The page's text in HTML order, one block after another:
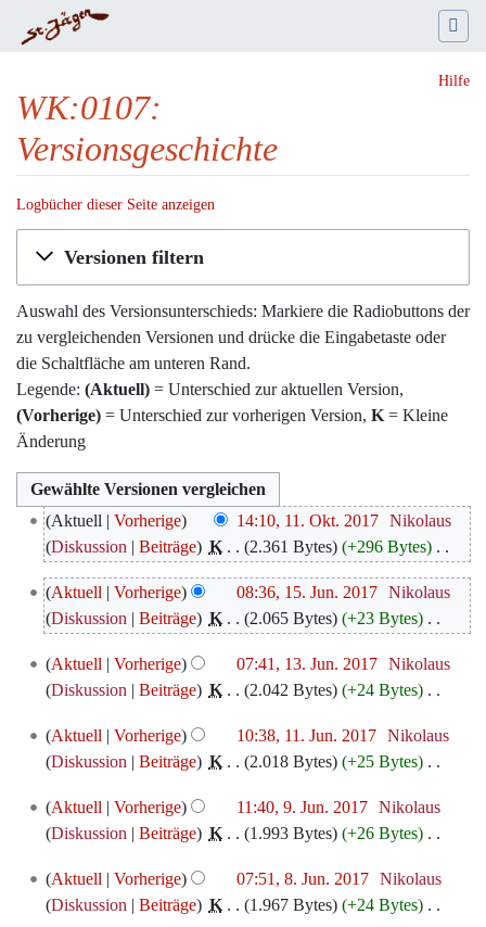
Hilfe
WK:0107:
Versionsgeschichte
Logbücher dieser Seite anzeigen
Wechseln zu:Navigation,Suche
Versionen filtern
Auswahl des Versionsunterschieds: Markiere die Radiobuttons der
zu vergleichenden Versionen und drücke die Eingabetaste oder
die Schaltfläche am unteren Rand.
Legende: (Aktuell) = Unterschied zur aktuellen Version,
(Vorherige) = Unterschied zur vorherigen Version, K = Kleine
Änderung
11.
Oktober
2017
Aktuell Vorherige 14:10, 11. Okt. 2017‎ Nikolaus
Diskussion
Beiträge K 2.361 Bytes +296 Bytes ‎
e
i
e
B
e
a
b
e
t
u
15.
Juni
2017
Aktuell Vorherige 08:36, 15. Jun. 2017‎ Nikolaus
Diskussion
Beiträge K 2.065 Bytes +23 Bytes ‎
e
i
e
B
e
a
b
e
13.
Juni
Aktuell Vorherige 07:41, 13. Jun. 2017‎ Nikolaus
Diskussion
Beiträge K 2.042 Bytes +24 Bytes ‎
e
i
e
B
e
a
11.
Juni
Aktuell Vorherige 10:38, 11. Jun. 2017‎ Nikolaus
Diskussion
Beiträge K 2.018 Bytes +25 Bytes ‎
e
i
e
B
9.
Juni
Aktuell Vorherige 11:40, 9. Jun. 2017‎ Nikolaus
Diskussion
Beiträge K 1.993 Bytes +26 Bytes ‎
e
i
8.
Juni
Aktuell Vorherige 07:51, 8. Jun. 2017‎ Nikolaus
Diskussion
Beiträge K 1.967 Bytes +24 Bytes ‎